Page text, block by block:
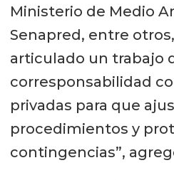
Ministerio de Medio
Senapred, entre
articulado un trabajo
corresponsabilidad
privadas para que
procedimientos y
contingencias”,